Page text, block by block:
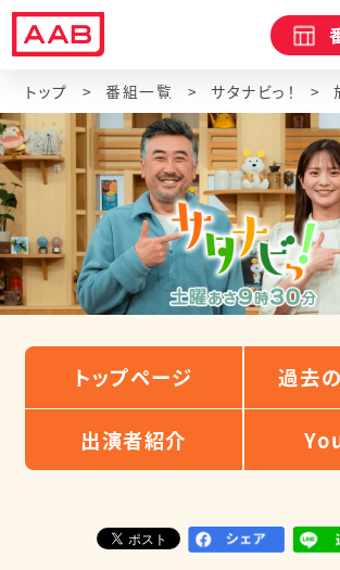
トップ 番組一覧 サタナビっ！
トップページ 過去
出演者紹介